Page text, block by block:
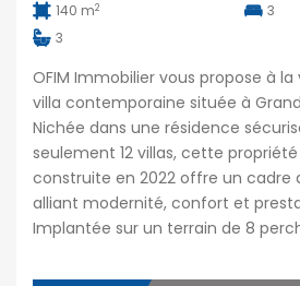
140 m2
3
3
OFIM Immobilier vous propose à
villa contemporaine située à
Nichée dans une résidence
seulement 12 villas, cette
construite en 2022 offre un cadre
alliant modernité, confort et
Implantée sur un terrain de 8